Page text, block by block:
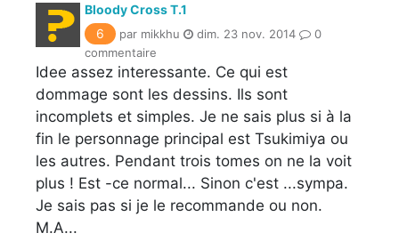
Bloody Cross T.1
6
par mikkhu dim. 23 nov. 2014
0
commentaire
Idee assez interessante. Ce qui est
dommage sont les dessins. Ils sont
incomplets et simples. Je ne sais plus si à la
fin le personnage principal est Tsukimiya ou
les autres. Pendant trois tomes on ne la voit
plus ! Est -ce normal... Sinon c'est ...sympa.
Je sais pas si je le recommande ou non.
M.A...